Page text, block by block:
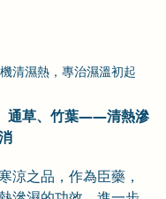
清濕熱，專治濕溫初起
通草、竹葉——清熱滲
涼之品，作為臣藥，